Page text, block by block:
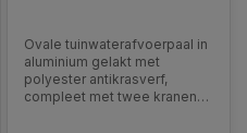
Ovale tuinwaterafvoerpaal in
aluminium gelakt met
polyester antikrasverf,
compleet met twee kranen